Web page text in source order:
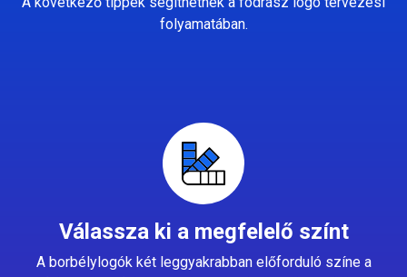
folyamatában.
Válassza ki a megfelelő színt
A borbélylogók két leggyakrabban előforduló színe a